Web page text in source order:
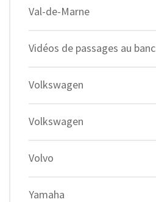
Val-de-Marne
Vidéos de passages au banc
Volkswagen
Volkswagen
Volvo
Yamaha